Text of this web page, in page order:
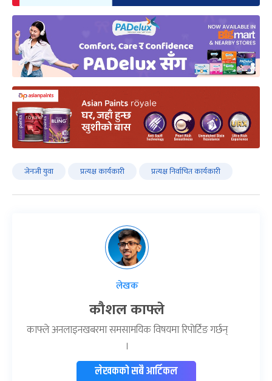
जेनजी युवा प्रत्यक्ष कार्यकारी प्रत्यक्ष निर्वाचित कार्यकारी
लेखक
कौशल काफ्ले
काफ्ले अनलाइनखबरमा समसामयिक विषयमा रिपोर्टिङ गर्छन्
।
लेखकको सबै आर्टिकल